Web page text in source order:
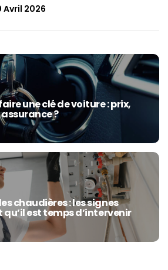
Avril 2026
une clé de voiture : prix,
?
chaudières : les signes
est temps d’intervenir